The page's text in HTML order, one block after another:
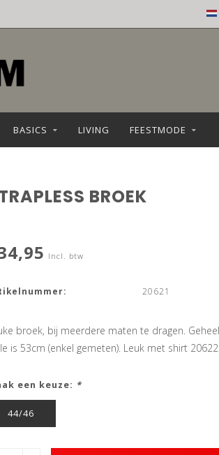
BASICS LIVING FEESTMODE
BROEK
Incl. btw
20621
broek, bij meerdere maten te dragen.
is 53cm (enkel gemeten). Leuk met shirt
een keuze: *
44/46